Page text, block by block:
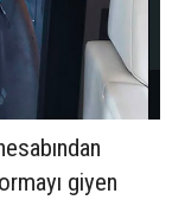
giyen